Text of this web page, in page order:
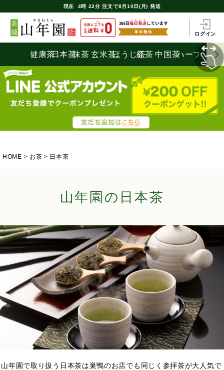
現在 4時 22分 注文で8月10日(月) 発送
ログイン
健康茶日本茶抹茶 玄米茶ほうじ茶
紅茶 中国茶ハーブティ
HOME お茶 日本茶
山年園の日本茶
山年園で取り扱う日本茶は巣鴨のお店でも同じく参拝茶が大人気で